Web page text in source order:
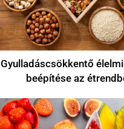
Gyulladáscsökkentő
beépítése az